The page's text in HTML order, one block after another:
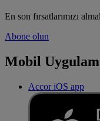
En son fırsatlarımızı
Abone olun
Mobil
Accor iOS app